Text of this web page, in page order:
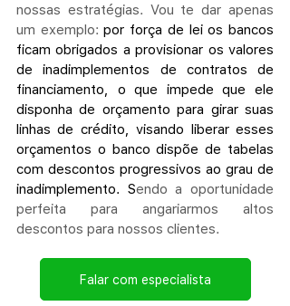
nossas estratégias. Vou te dar apenas
um exemplo: por força de lei os bancos
ficam obrigados a provisionar os valores
de inadimplementos de contratos de
financiamento, o que impede que ele
disponha de orçamento para girar suas
linhas de crédito, visando liberar esses
orçamentos o banco dispõe de tabelas
com descontos progressivos ao grau de
inadimplemento. Sendo a oportunidade
perfeita para angariarmos altos
descontos para nossos clientes.
Falar com especialista